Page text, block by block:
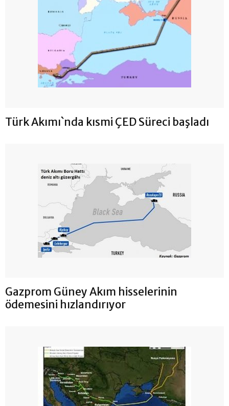
Türk Akımı`nda kısmi ÇED Süreci başladı
Gazprom Güney Akım hisselerinin
ödemesini hızlandırıyor